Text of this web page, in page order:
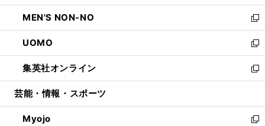
開
く
ウ
で
開
く
ン
ド
ウ
で
開
く
ウ
ィ
ン
ド
ウ
で
開
し
い
ウ
ィ
ン
ド
ウ
開
く
MEN'S NON-NO
新
し
い
ウ
ィ
ン
ウ
で
UOMO
新
し
い
ウ
ン
ド
集英社オンライン
新
し
ウ
ィ
芸能・情報・スポーツ
Myojo
新